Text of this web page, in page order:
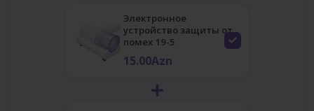
Электронное
устройство защиты от
помех 19-5
15.00Azn